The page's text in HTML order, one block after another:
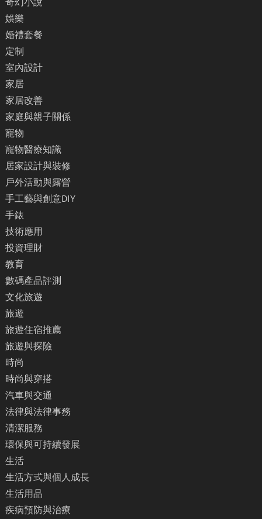
娛樂
婚禮套餐
定制
室內設計
家居
家居改善
家庭與親子關係
寵物
寵物醫療知識
居家設計與裝修
戶外活動與露營
手工藝與創意DIY
手錶
技術應用
投資理財
教育
數碼產品評測
文化旅遊
旅遊
旅遊住宿推薦
旅遊與探險
時尚
時尚與穿搭
汽車與交通
法律與法律事務
清潔服務
環保與可持續發展
生活
生活方式與個人成長
生活用品
疾病預防與治療